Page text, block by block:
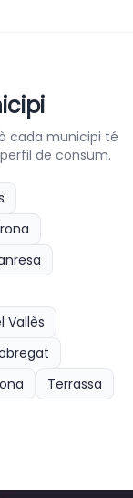
cada municipi té
de consum.
Vallès
Terrassa